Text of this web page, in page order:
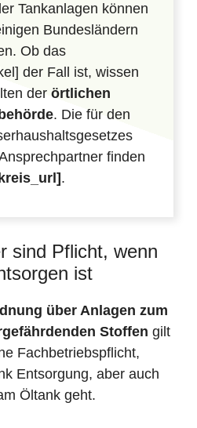
Tankanlagen können
Bundesländern
Ob das
der Fall ist, wissen
der örtlichen
. Die für den
finden
.
sind Pflicht, wenn
ist
über Anlagen zum
Stoffen gilt
Fachbetriebspflicht,
Entsorgung, aber auch
Öltank geht.